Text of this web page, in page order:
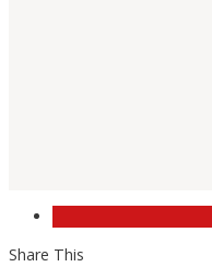
Share This